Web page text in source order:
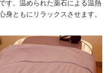
す。温められた薬石による温熱
身ともにリラックスさせます。